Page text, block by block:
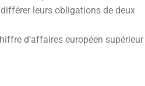
leurs obligations de deux
d’affaires européen